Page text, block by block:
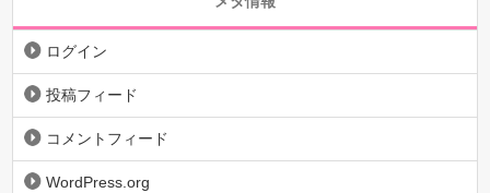
ログイン
投稿フィード
コメントフィード
WordPress.org